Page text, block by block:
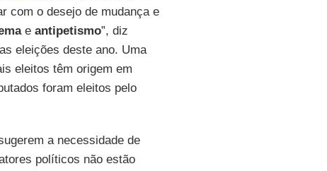
com o desejo de mudança e
e antipetismo”, diz
eleições deste ano. Uma
eleitos têm origem em
foram eleitos pelo
a necessidade de
políticos não estão